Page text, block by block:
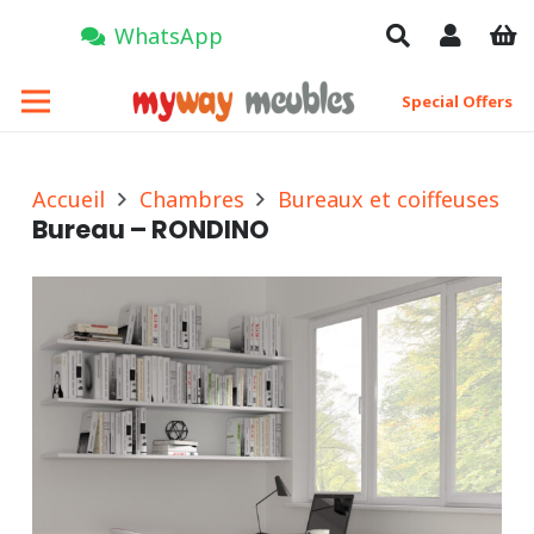
WhatsApp
Special Offers
Accueil Chambres Bureaux et coiffeuses
Bureau – RONDINO